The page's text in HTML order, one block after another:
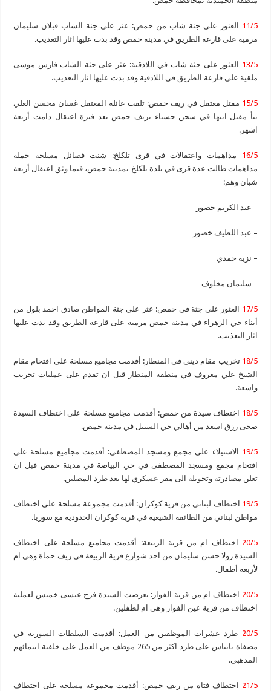
11/5 العثور على جثة شاب من حمص: عثر على جثة الشاب قبلان سليمان
مرمية على قارعة الطريق في مدينة حمص وقد بدت عليها اثار التعذيب.
13/5 العثور على جثة شاب في اللاذقية: عثر على جثة الشاب فارس موسى
ملقية على قارعة الطريق في اللاذقية وقد بدت عليها اثار التعذيب.
15/5 مقتل معتقل في ريف حمص: تلقت عائلة المعتقل غسان محسن العلي
نبأ مقتل ابنها في سجن حسياء بريف حمص بعد فترة اعتقال دامت أربعة
اشهر.
16/5 مداهمات واعتقالات في قرى تلكلخ: شنت فصائل مسلحة حملة
مداهمات طالت عدة قرى في بلدة تلكلخ بمدينة حمص، فيما وثق اعتقال أربعة
شبان وهم:
– عبد الكريم خضور
– عبد اللطيف خضور
– نزيه حمدي
– سليمان مخلوف
17/5 العثور على جثة في حمص: عثر على جثة المواطن صادق احمد بلول من
أبناء حي الزهراء في مدينة حمص مرمية على قارعة الطريق وقد بدت عليها
اثار التعذيب.
18/5 تخريب مقام ديني في المنطار: أقدمت مجاميع مسلحة على اقتحام مقام
الشيخ علي معروف في منطقة المنطار قبل ان تقدم على عمليات تخريب
واسعة.
18/5 اختطاف سيدة من حمص: أقدمت مجاميع مسلحة على اختطاف السيدة
ضحى رزق اسعد من أهالي حي السبيل في مدينة حمص.
19/5 الاستيلاء على مجمع ومسجد المصطفى: أقدمت مجاميع مسلحة على
اقتحام مجمع ومسجد المصطفى في حي البياضة في مدينة حمص قبل ان
تعلن مصادرته وتحويله الى مقر عسكري لها بعد طرد المصلين.
19/5 اختطاف لبناني من قرية كوكران: أقدمت مجموعة مسلحة على اختطاف
مواطن لبناني من الطائفة الشيعية في قرية كوكران الحدودية مع سوريا.
20/5 اختطاف ام من قرية الربيعة: أقدمت مجاميع مسلحة على اختطاف
السيدة رولا حسن سليمان من احد شوارع قرية الربيعة في ريف حماة وهي ام
لأربعة أطفال.
20/5 اختطاف ام من قرية الفوار: تعرضت السيدة فرح عيسى خميس لعملية
اختطاف من قرية عين الفوار وهي ام لطفلين.
20/5 طرد عشرات الموظفين من العمل: أقدمت السلطات السورية في
مصفاة بانياس على طرد اكثر من 265 موظف من العمل على خلفية انتمائهم
المذهبي.
21/5 اختطاف فتاة من ريف حمص: أقدمت مجموعة مسلحة على اختطاف